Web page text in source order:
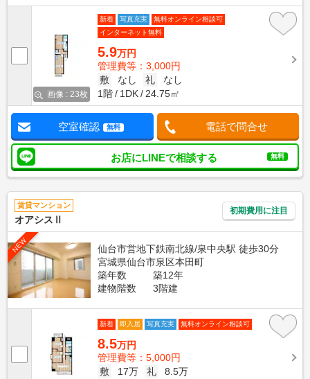
画像 : 23枚
新着 写真充実
無料オンライン相談可
インターネット無料
5.9万円
管理費等：3,000円
敷
なし 礼
なし
1階
1DK 24.75㎡
空室確認 無料 電話で問合せ
お店にLINEで相談する 無料
賃貸マンション
オアシスⅡ
初期費用に注目
NEW
仙台市営地下鉄南北線/泉中央駅 徒歩30分
宮城県仙台市泉区本田町
築年数
築12年
建物階数
3階建
新着 即入居 写真充実 無料オンライン相談可
8.5万円
管理費等：5,000円
敷
17万 礼
8.5万